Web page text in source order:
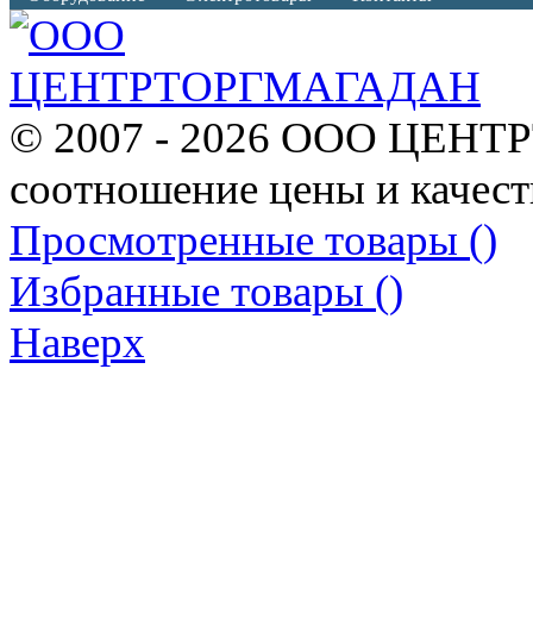
© 2007 - 2026 ООО
соотношение цены и
Просмотренные товары ()
Избранные товары ()
Наверх